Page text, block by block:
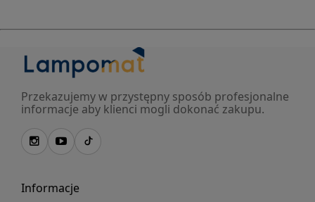
Przekazujemy w przystępny sposób profesjonalne
informacje aby klienci mogli dokonać zakupu.
Informacje